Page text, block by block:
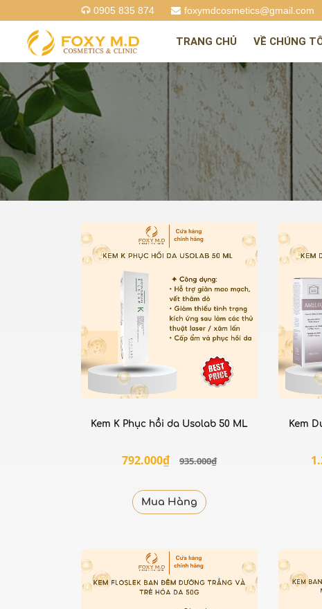
0905 835 874 foxymdcosmetics@gmail.com
TRANG CHỦ VỀ CHÚNG
Kem K Phục hồi da Usolab 50 ML
792.000₫ 935.000₫
Mua Hàng
Kem